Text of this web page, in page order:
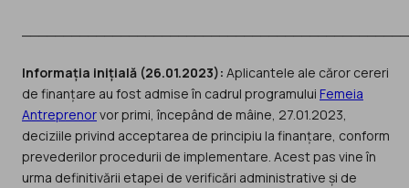
Informația inițială (26.01.2023): Aplicantele ale căror cereri
de finanțare au fost admise în cadrul programului Femeia
Antreprenorvor primi, începând de mâine, 27.01.2023,
deciziile privind acceptarea de principiu la finanțare, conform
prevederilor procedurii de implementare. Acest pas vine în
urma definitivării etapei de verificări administrative și de